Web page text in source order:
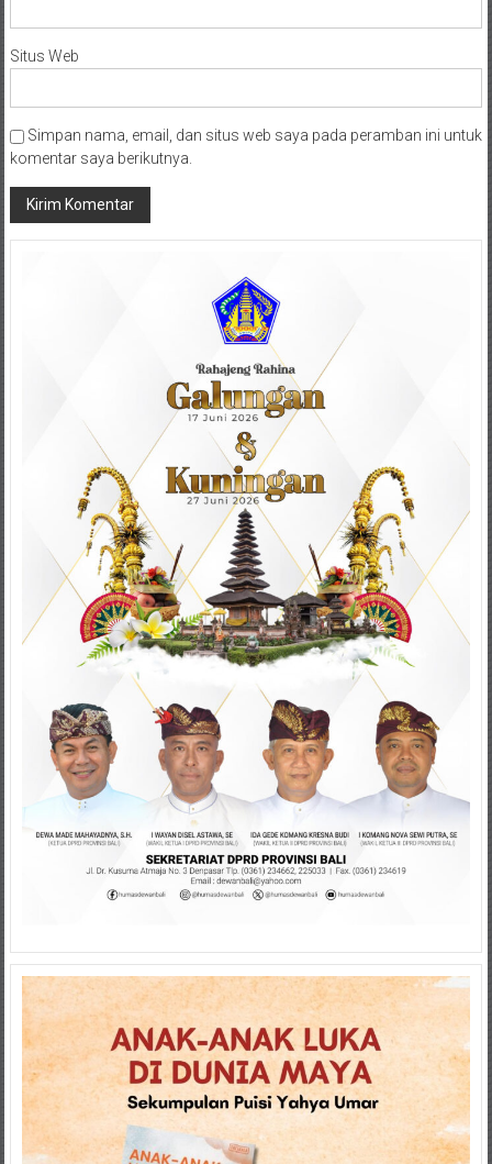
Situs Web
Simpan nama, email, dan situs web saya pada peramban ini untuk
komentar saya berikutnya.